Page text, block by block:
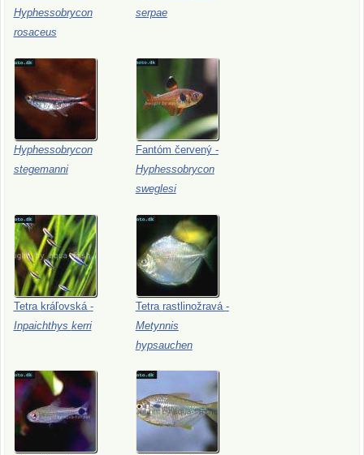
Hyphessobrycon
rosaceus
serpae
Hyphessobrycon
stegemanni
Fantóm červený -
Hyphessobrycon
sweglesi
Tetra kráľovská -
Inpaichthys kerri
Tetra rastlinožravá -
Metynnis
hypsauchen